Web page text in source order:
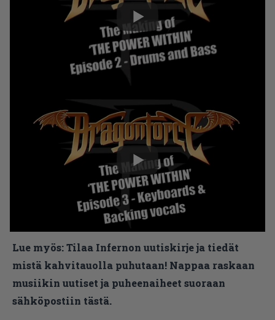
Lue myös:Tilaa Infernon uutiskirje ja tiedät
mistä kahvitauolla puhutaan! Nappaa raskaan
musiikin uutiset ja puheenaiheet suoraan
sähköpostiin tästä.